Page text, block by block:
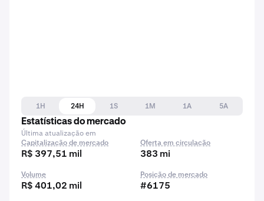
1H 24H 1S 1M 1A
5A
Estatísticas do mercado
Última atualização em
Capitalização de mercado
R$ 397,51 mil
Oferta em circulação
383 mi
Volume
R$ 401,02 mil
Posição de mercado
#6175